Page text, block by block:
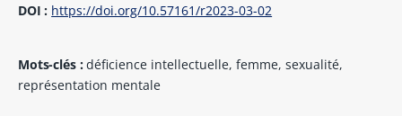
DOI : https://doi.org/10.57161/r2023-03-02
Mots-clés :déficience intellectuelle, femme, sexualité,
représentation mentale